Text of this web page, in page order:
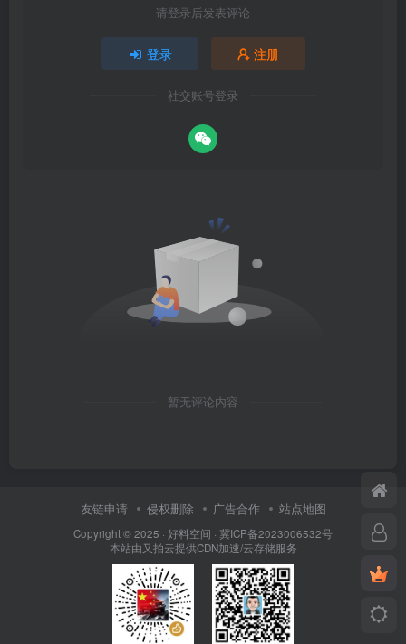
请登录后发表评论
登录 注册
社交账号登录
暂无评论内容
友链申请 侵权删除 广告合作 站点地图
Copyright © 2025 · 好料空间 · 冀ICP备2023006532号
本站由又拍云提供CDN加速/云存储服务